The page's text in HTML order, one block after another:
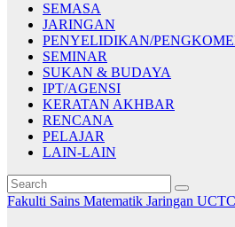
SEMASA
JARINGAN
PENYELIDIKAN/
SEMINAR
SUKAN & BUDAYA
IPT/AGENSI
KERATAN AKHBAR
RENCANA
PELAJAR
LAIN-LAIN
Fakulti Sains Matematik Jaringan UCTC